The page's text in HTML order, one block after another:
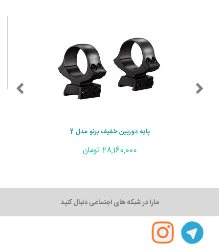
پایه دوربین خفیف برنو مدل 2
28,160,000 تومان
مارا در شبکه های اجتماعی دنبال کنید